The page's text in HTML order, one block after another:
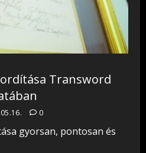
Transword
0
gyorsan, pontosan és